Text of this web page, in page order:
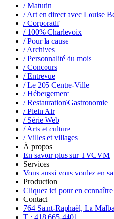
/ Maturin
/ Art en direct avec Louise
/ Corporatif
/ 100% Charlevoix
/ Pour la cause
/ Archives
/ Personnalité du mois
/ Concours
/ Entrevue
/ Le 205 Centre-Ville
/ Hébergement
/ Restauration\Gastronomie
/ Plein Air
/ Série Web
/ Arts et culture
/ Villes et villages
À propos
En savoir plus sur TVCVM
Services
Vous aussi vous voulez en
Production
Cliquez ici pour en
Contact
764 Saint-Raphaël, La
T : 418 665-4401